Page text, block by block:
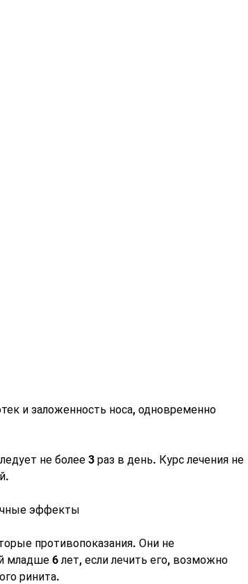
не более 3 раз в день. Курс лечения не
эффекты
противопоказания. Они не
6 лет, если лечить его, возможно
ринита.